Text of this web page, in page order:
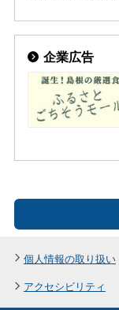
企業広告
個人情報の取り扱い
アクセシビリティ